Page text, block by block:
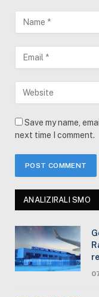
Save my name,
next time I comment.
ANALIZIRALI SMO